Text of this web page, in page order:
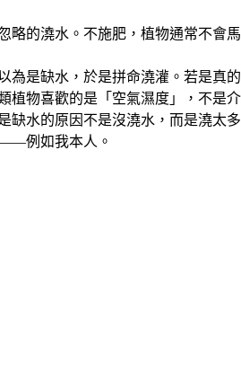
的澆水。不施肥，植物通常不會
是缺水，於是拼命澆灌。若是真
物喜歡的是「空氣濕度」，不是
水的原因不是沒澆水，而是澆太
——例如我本人。